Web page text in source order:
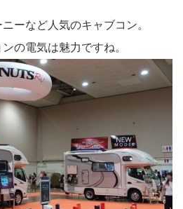
ーなど人気のキャブコン。
の電気は魅力ですね。